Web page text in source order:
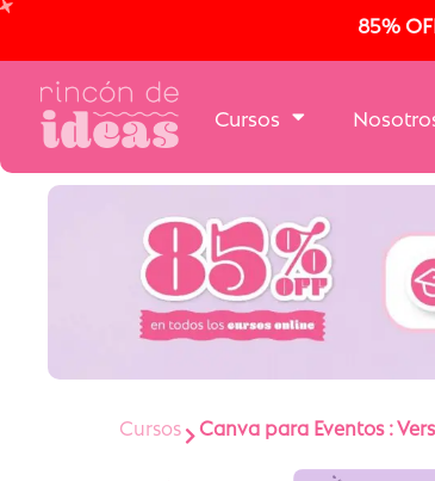
85%
Cursos
Cursos Canva para Eventos :